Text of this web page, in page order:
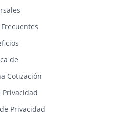
de
Cotización
Privacidad
Privacidad